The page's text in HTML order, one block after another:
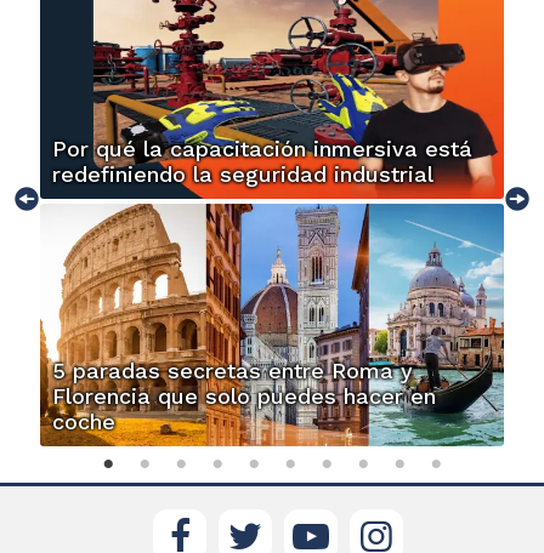
Por qué la capacitación inmersiva está
redefiniendo la seguridad industrial
5 paradas secretas entre Roma y
Florencia que solo puedes hacer en
coche